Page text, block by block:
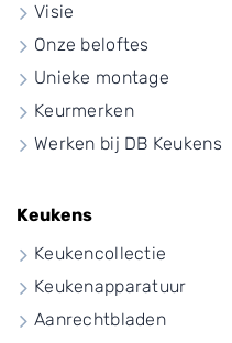
Visie
Onze beloftes
Unieke montage
Keurmerken
Werken bij DB Keukens
Keukens
Keukencollectie
Keukenapparatuur
Aanrechtbladen